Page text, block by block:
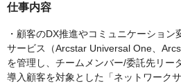
仕事内容
・顧客のDX推進やコミュニケーショ
サービス（Arcstar Universal One、
を管理し、チームメンバー/委託先リー
導入顧客を対象とした「ネットワーク